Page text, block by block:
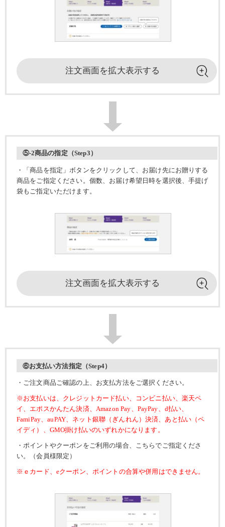
注文画面を拡大表示する
⑤-2商品の指定（Step3）
・「商品を指定」ボタンをクリックして、お届け先にお贈りする
商品をご指定ください。個数、お届け希望日時を選択後、手提げ
袋もご指定いただけます。
注文画面を拡大表示する
⑥お支払い方法指定（Step4）
・ご注文商品ご確認の上、お支払方法をご選択ください。
※お支払いは、クレジットカード払い、コンビニ払い、楽天ペ
イ、エポスかんたん決済、Amazon Pay、PayPay、d払い、
FamiPay、auPAY、ネット銀聯（ぎんれん）決済、あと払い（ペ
イディ）、GMO掛け払いのいずれかになります。
・ポイントやクーポンをご利用の場合、こちらでご指定くださ
い。（会員様限定）
※ｅカード、eクーポン、ポイントの合算や併用はできません。